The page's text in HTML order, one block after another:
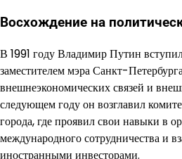
Восхождение на
В 1991 году Владимир Путин
заместителем мэра Санкт-
внешнеэкономических связей и
следующем году он возглавил
города, где проявил свои навыки в
международного сотрудничества и
иностранными инвесторами.